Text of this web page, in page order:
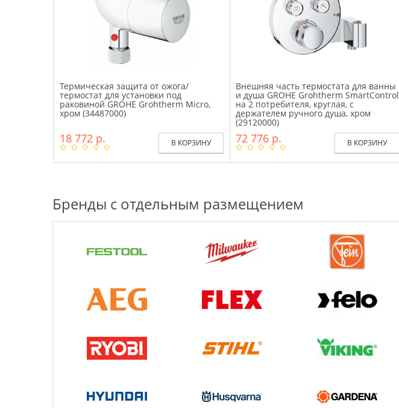
Термическая защита от ожога/
термостат для установки под
раковиной GROHE Grohtherm Micro,
хром (34487000)
18 772 р. В КОРЗИНУ
Внешняя часть термостата для ванны
и душа GROHE Grohtherm SmartControl
на 2 потребителя, круглая, с
держателем ручного душа, хром
(29120000)
72 776 р. В КОРЗИНУ
Бренды с отдельным размещением